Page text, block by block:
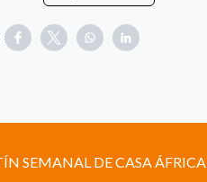
SEMANAL DE CASA ÁFRICA